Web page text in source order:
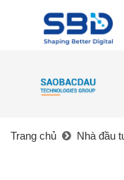
Trang chủ Nhà đầu